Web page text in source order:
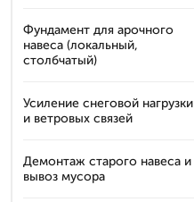
Фундамент для арочного
навеса (локальный,
столбчатый)
Усиление снеговой нагрузки
и ветровых связей
Демонтаж старого навеса и
вывоз мусора